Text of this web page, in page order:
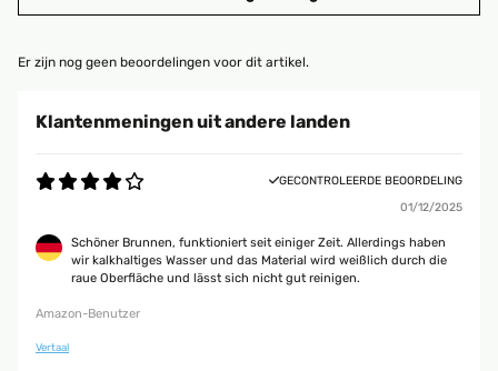
Er zijn nog geen beoordelingen voor dit artikel.
Klantenmeningen uit andere landen
GECONTROLEERDE BEOORDELING
01/12/2025
Schöner Brunnen, funktioniert seit einiger Zeit. Allerdings haben
wir kalkhaltiges Wasser und das Material wird weißlich durch die
raue Oberfläche und lässt sich nicht gut reinigen.
Amazon-Benutzer
Vertaal